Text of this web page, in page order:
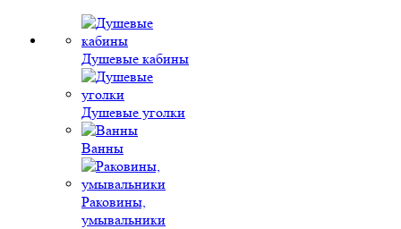
Душевые кабины
Душевые уголки
Ванны
Раковины,
умывальники